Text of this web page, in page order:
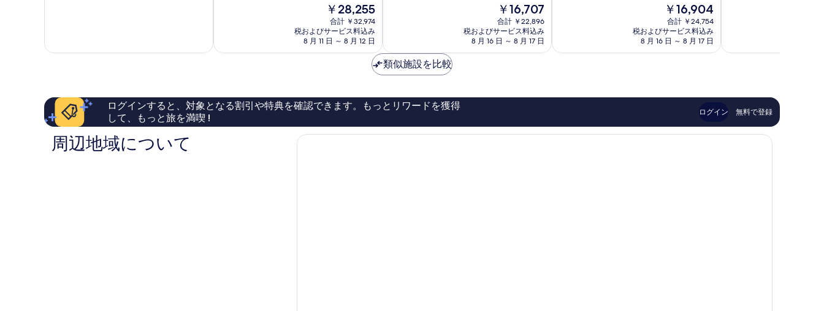
マ
タ
ン
も
し
い、
口
ミ
1,222
ー
ー
シ
に
コ
ミ
現
在
の
料
金
￥28,255
合計 ￥32,974
税およびサービス料込み
8 月 11 日 ～ 8 月 12 日
ッ
タ
ン
コ
ミ
3,459
件
の
コ
現
在
の
料
金
￥16,707
合計 ￥22,896
税およびサービス料込み
8 月 16 日 ～ 8 月 17 日
い、
2,229
現
在
の
料
金
￥16,904
合計 ￥24,754
税およびサービス料込み
8 月 16 日 ～ 8 月 17 日
ン
晴
口
コ
類似施設を比較
ログインすると、対象となる割引や特典を確認できます。もっとリワードを獲得
して、もっと旅を満喫 !
ログイン 無料で登録
周辺地域について